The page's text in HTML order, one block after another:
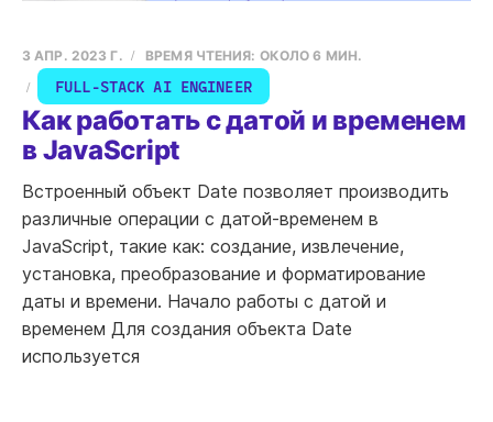
Как работать с датой и временем
в JavaScript
3 АПР. 2023 Г. ВРЕМЯ ЧТЕНИЯ: ОКОЛО 6 МИН.
FULL-STACK AI ENGINEER
Встроенный объект Date позволяет производить
различные операции с датой-временем в
JavaScript, такие как: создание, извлечение,
установка, преобразование и форматирование
даты и времени. Начало работы с датой и
временем Для создания объекта Date
используется